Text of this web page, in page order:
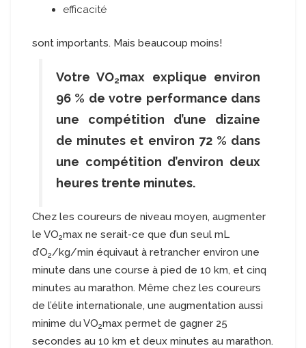
efficacité
sont importants. Mais beaucoup moins!
Votre VO2max explique environ
96 % de votre performance dans
une compétition d’une dizaine
de minutes et environ 72 % dans
une compétition d’environ deux
heures trente minutes.
Chez les coureurs de niveau moyen, augmenter
le VO2max ne serait-ce que d’un seul mL
d’O2/kg/min équivaut à retrancher environ une
minute dans une course à pied de 10 km, et cinq
minutes au marathon. Même chez les coureurs
de l’élite internationale, une augmentation aussi
minime du VO2max permet de gagner 25
secondes au 10 km et deux minutes au marathon.